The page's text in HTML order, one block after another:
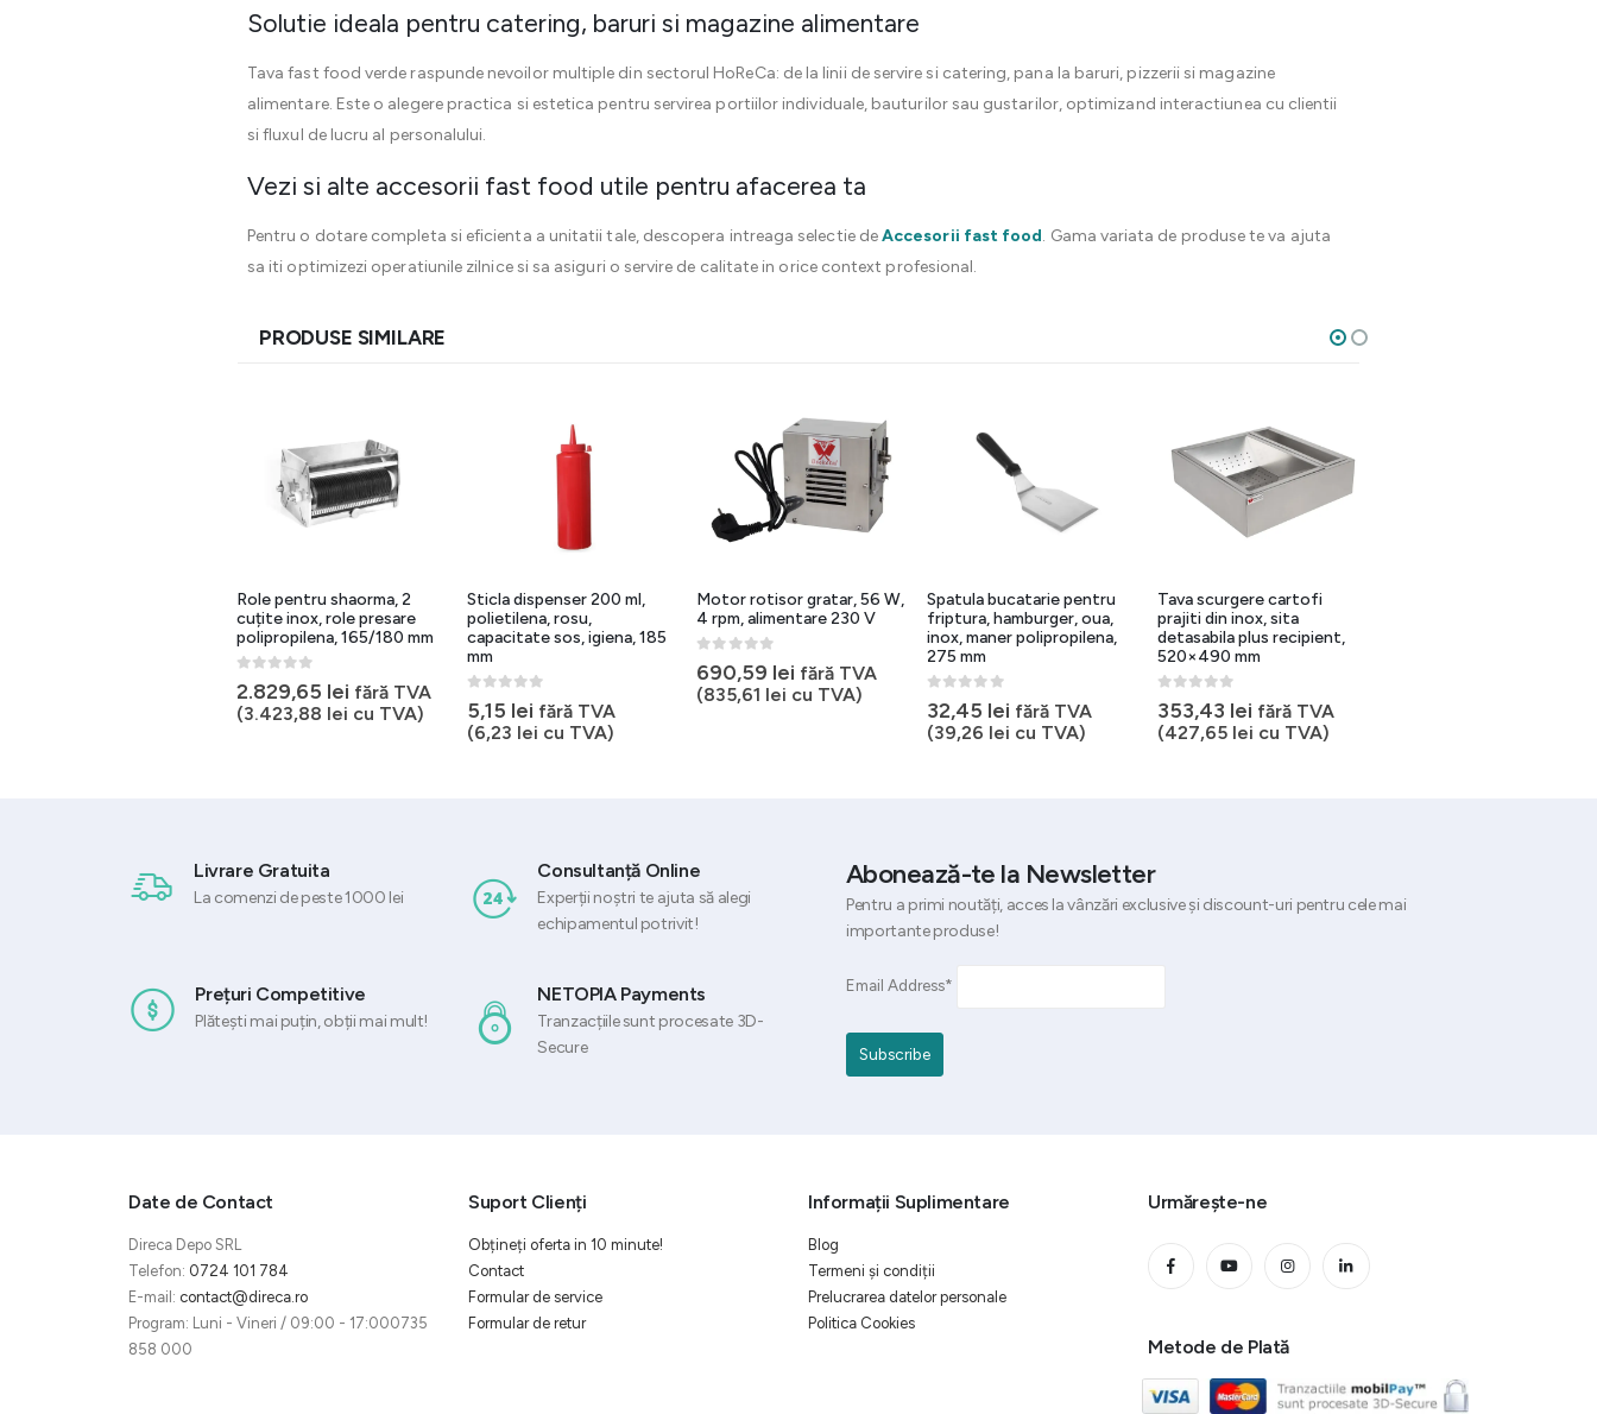
Solutie ideala pentru catering, baruri si magazine alimentare
Tava fast food verde raspunde nevoilor multiple din sectorul HoReCa: de la linii de servire si catering, pana la baruri, pizzerii si magazine
alimentare. Este o alegere practica si estetica pentru servirea portiilor individuale, bauturilor sau gustarilor, optimizand interactiunea cu clientii
si fluxul de lucru al personalului.
Vezi si alte accesorii fast food utile pentru afacerea ta
Pentru o dotare completa si eficienta a unitatii tale, descopera intreaga selectie deAccesorii fast food. Gama variata de produse te va ajuta
sa iti optimizezi operatiunile zilnice si sa asiguri o servire de calitate in orice context profesional.
PRODUSE SIMILARE
Role pentru shaorma, 2
cuțite inox, role presare
polipropilena, 165/180 mm
0out of 5
2.829,65 lei fără TVA
(3.423,88 lei cu TVA)
Sticla dispenser 200 ml,
polietilena, rosu,
capacitate sos, igiena, 185
mm
0out of 5
5,15 lei fără TVA
(6,23 lei cu TVA)
Motor rotisor gratar, 56 W,
4 rpm, alimentare 230 V
0out of 5
690,59 lei fără TVA
(835,61 lei cu TVA)
Spatula bucatarie pentru
friptura, hamburger, oua,
inox, maner polipropilena,
275 mm
0out of 5
32,45 lei fără TVA
(39,26 lei cu TVA)
Tava scurgere cartofi
prajiti din inox, sita
detasabila plus recipient,
520×490 mm
0out of 5
353,43 lei fără TVA
(427,65 lei cu TVA)
Livrare Gratuita
La comenzi de peste 1000 lei
Consultanță Online
Experții noștri te ajuta să alegi
echipamentul potrivit!
Prețuri Competitive
Plătești mai puțin, obții mai mult!
NETOPIA Payments
Tranzacțiile sunt procesate 3D-
Secure
Abonează-te la Newsletter
Pentru a primi noutăți, acces la vânzări exclusive și discount-uri pentru cele mai
importante produse!
Email Address*
Date de Contact
Direca Depo SRL
Telefon: 0724 101 784
E-mail: contact@direca.ro
Program: Luni - Vineri / 09:00 - 17:000735
858 000
Suport Clienți
Obțineți oferta in 10 minute!
Contact
Formular de service
Formular de retur
Informații Suplimentare
Blog
Termeni și condiții
Prelucrarea datelor personale
Politica Cookies
Urmărește-ne
Metode de Plată